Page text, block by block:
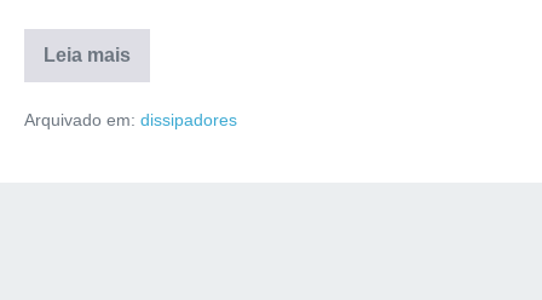
Leia mais
Arquivado em: dissipadores